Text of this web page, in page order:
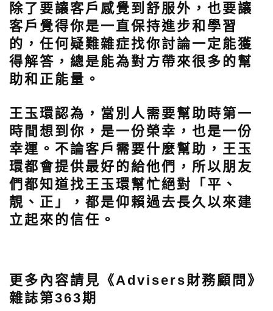
除了要讓客戶感覺到舒服外，也要讓
客戶覺得你是一直保持進步和學習
的，任何疑難雜症找你討論一定能獲
得解答，總是能為對方帶來很多的幫
助和正能量。
王玉環認為，當別人需要幫助時第一
時間想到你，是一份榮幸，也是一份
幸運。 不論客戶需要什麼幫助，王玉
環都會提供最好的給他們，所以朋友
們都知道找王玉環幫忙絕對「平、
靚、正」，都是仰賴過去長久以來建
立起來的信任。
更多內容請見《Advisers財務顧問》
雜誌第363期